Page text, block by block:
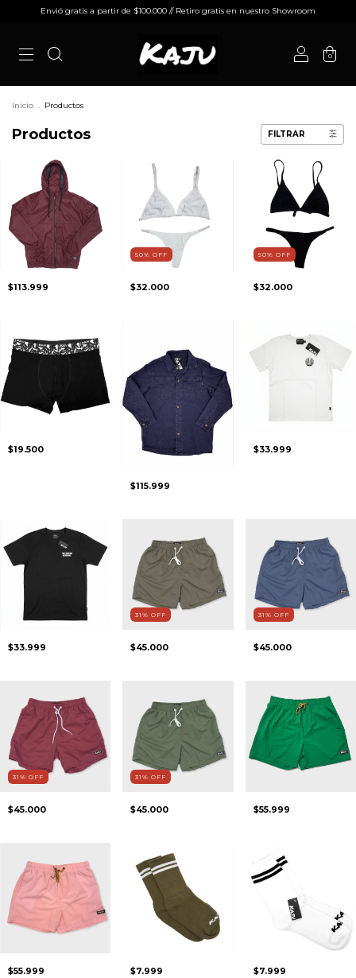
Envió gratis a partir de $100.000 // Retiro gratis en nuestro Showroom
0
Inicio . Productos
Productos FILTRAR
$113.999
50%OFF
$32.000
50% OFF
$32.000
$19.500
$115.999
$33.999
$33.999
31%OFF
$45.000
31 % OFF
$45.000
31 % OFF
$45.000
31%OFF
$45.000 $55.999
$55.999 $7.999 $7.999